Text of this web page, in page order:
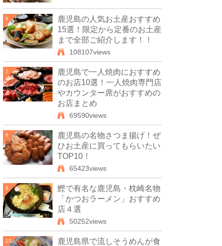
6
鹿児島の人気お土産おすすめ
15選！限定から定番のお土産
まで全部ご紹介します！！
108107views
7
鹿児島で一人焼肉におすすめ
のお店10選！一人焼肉専門店
やカウンター席がおすすめの
お店まとめ
69590views
8
鹿児島の名物さつま揚げ！ぜ
ひお土産に買ってもらいたい
TOP10！
65423views
9
鰹で有名な鹿児島・枕崎名物
「かつおラーメン」おすすめ
店４選
50252views
10
鹿児島県で流しそうめんが食